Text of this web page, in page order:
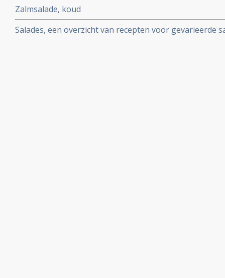
Zalmsalade, koud
Salades, een overzicht van recepten voor gevarieerde